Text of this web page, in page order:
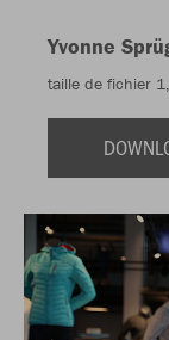
Yvonne
taille de fichier